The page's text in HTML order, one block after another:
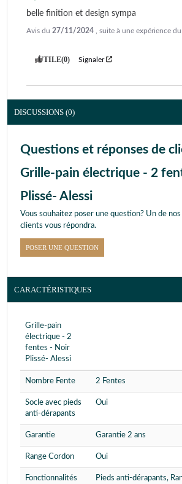
belle finition et design sympa
Avis du 27/11/2024 , suite à une expérience du
UTILE(0) Signaler
DISCUSSIONS (0)
Questions et réponses de
Grille-pain électrique - 2
Plissé- Alessi
Vous souhaitez poser une question? Un de
clients vous répondra.
POSER UNE QUESTION
CARACTÉRISTIQUES
Grille-pain
électrique - 2
fentes - Noir
Plissé- Alessi
Nombre Fente 2 Fentes
Socle avec pieds
anti-dérapants
Oui
Garantie Garantie 2 ans
Range Cordon Oui
Fonctionnalités
Pieds anti-dérapants,